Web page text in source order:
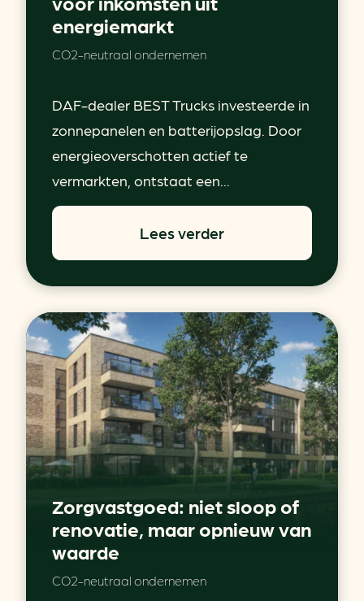
energiemarkt
CO2-neutraal ondernemen
DAF-dealer BEST Trucks investeerde in
zonnepanelen en batterijopslag. Door
energieoverschotten actief te
vermarkten, ontstaat een...
Lees verder
Zorgvastgoed: niet sloop of
renovatie, maar opnieuw van
waarde
CO2-neutraal ondernemen